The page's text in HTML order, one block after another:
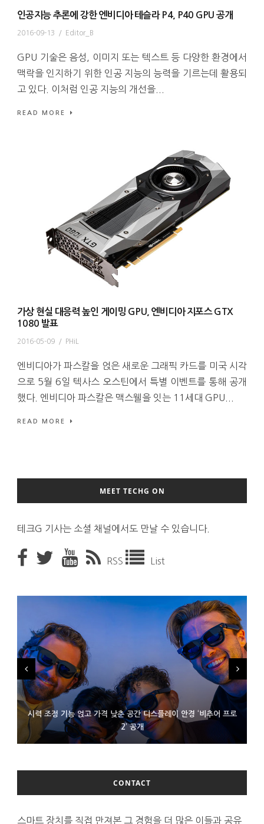
인공지능 추론에 강한 엔비디아 테슬라 P4, P40 GPU 공개
2016-09-13 / Editor_B
GPU 기술은 음성, 이미지 또는 텍스트 등 다양한 환경에서
맥락을 인지하기 위한 인공 지능의 능력을 기르는데 활용되
고 있다. 이처럼 인공 지능의 개선을...
READ MORE
가상 현실 대응력 높인 게이밍 GPU, 엔비디아 지포스 GTX
1080 발표
2016-05-09 / PHiL
엔비디아가 파스칼을 얹은 새로운 그래픽 카드를 미국 시각
으로 5월 6일 텍사스 오스틴에서 특별 이벤트를 통해 공개
했다. 엔비디아 파스칼은 맥스웰을 잇는 11세대 GPU...
READ MORE
MEET TECHG ON
테크G 기사는 소셜 채널에서도 만날 수 있습니다.
RSS List
시력 조정 기능 얹고 가격 낮춘 공간 디스플레이 안경 ‘비추어 프로
2’ 공개
D램 부족에 10억달러어치 아이폰18 프로세서 패키징 대기 중
300~400달러 반지형 스피커 준비하는 오픈AI
CONTACT
스마트 장치를 직접 만져본 그 경험을 더 많은 이들과 공유